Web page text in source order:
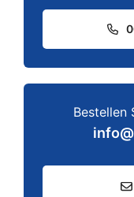
Bestellen